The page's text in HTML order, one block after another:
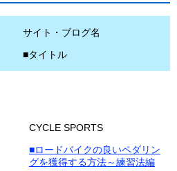
サイト・ブログ名
■タイトル
CYCLE SPORTS
■ロードバイクの良いペダリン
グを獲得する方法～練習法編